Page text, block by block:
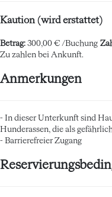
Kaution (wird erstattet)
Betrag: 300,00 € /Buchung
Zu zahlen bei Ankunft.
Anmerkungen
- In dieser Unterkunft sind
Hunderassen, die als
- Barrierefreier Zugang